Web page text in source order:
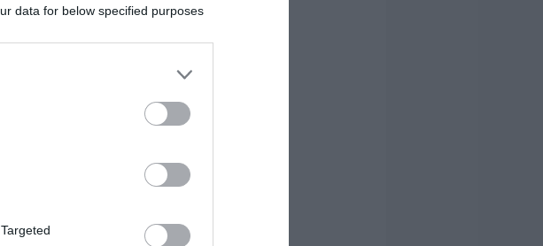
data for below specified purposes
egy
imád
egy
egy
új